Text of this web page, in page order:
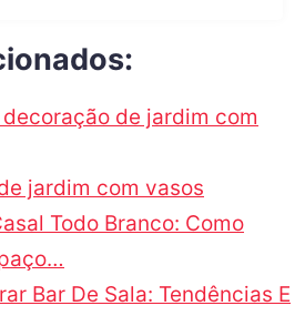
de jardim com
jardim com vasos
Todo Branco: Como
Bar De Sala: Tendências E